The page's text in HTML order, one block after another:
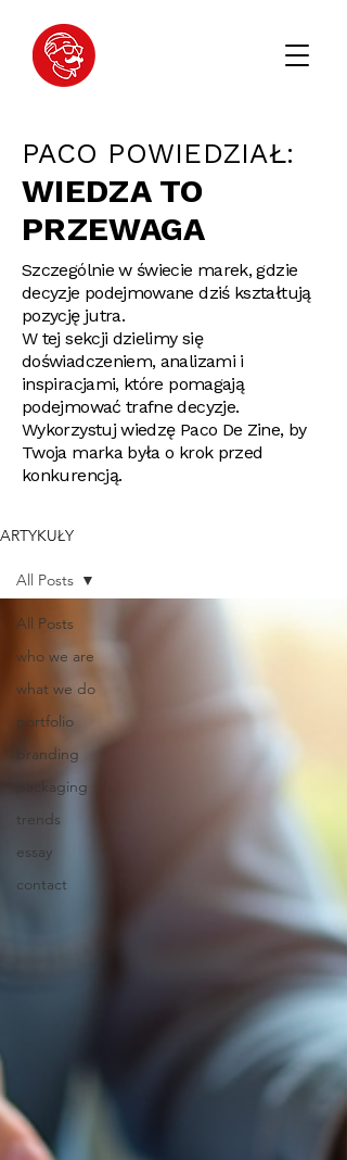
PACO POWIEDZIAŁ:
WIEDZA TO
PRZEWAGA
Szczególnie w świecie marek, gdzie
decyzje podejmowane dziś kształtują
pozycję jutra.
W tej sekcji dzielimy się
doświadczeniem, analizami i
inspiracjami, które pomagają
podejmować trafne decyzje.
Wykorzystuj wiedzę Paco De Zine, by
Twoja marka była o krok przed
konkurencją.
ARTYKUŁY
All Posts
who we are
what we do
portfolio
branding
packaging
trends
essay
contact
All Posts